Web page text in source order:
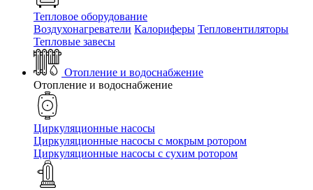
Тепловое оборудование
Воздухонагреватели Калориферы Тепловентиляторы
Тепловые завесы
Отопление и водоснабжение
Отопление и водоснабжение
Циркуляционные насосы
Циркуляционные насосы с мокрым ротором
Циркуляционные насосы с сухим ротором